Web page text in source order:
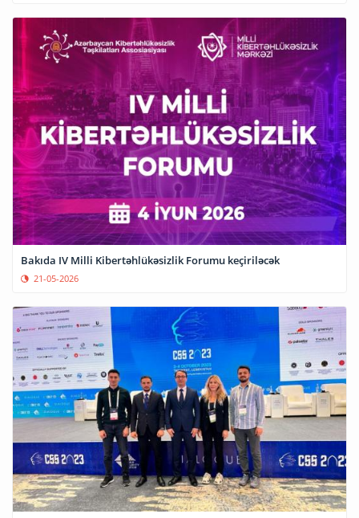
Bakıda IV Milli Kibertəhlükəsizlik Forumu keçiriləcək
21-05-2026